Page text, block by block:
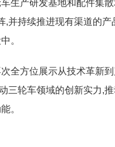
生产研发基地和配件集
,并持续推进现有渠道的
。
全方位展示从技术革新
三轮车领域的创新实力,推
。